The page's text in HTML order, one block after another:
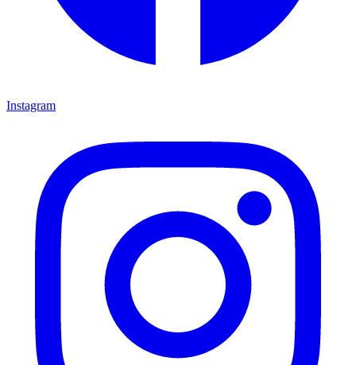
Instagram